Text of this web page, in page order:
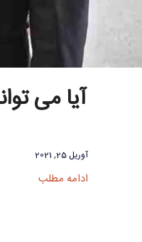
آیا می
آوریل 25, 2021
ادامه مطلب